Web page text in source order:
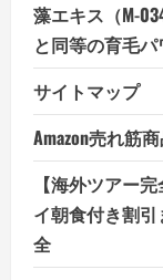
藻エキス（M-
と同等の育毛
サイトマップ
Amazon売れ筋
【海外ツアー
イ朝食付き割
全